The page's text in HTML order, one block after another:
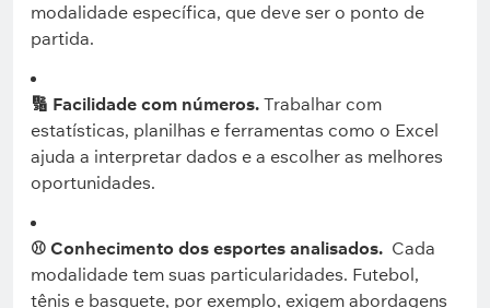
modalidade específica, que deve ser o ponto de
partida.
🔢 Facilidade com números. Trabalhar com
estatísticas, planilhas e ferramentas como o Excel
ajuda a interpretar dados e a escolher as melhores
oportunidades.
⚾ Conhecimento dos esportes analisados. Cada
modalidade tem suas particularidades. Futebol,
tênis e basquete, por exemplo, exigem abordagens